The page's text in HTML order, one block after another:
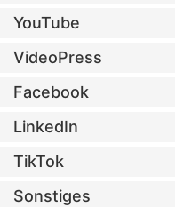
YouTube
VideoPress
Facebook
LinkedIn
TikTok
Sonstiges